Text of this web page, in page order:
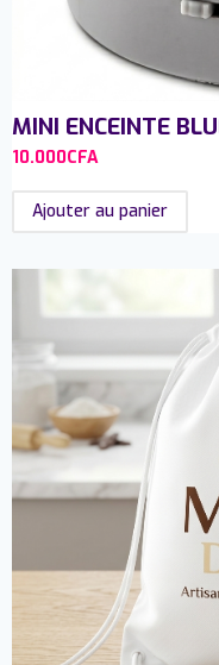
MINI ENCEINTE
10.000CFA
Ajouter au panier